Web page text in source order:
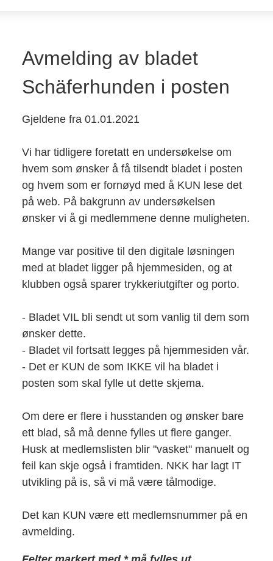
Avmelding av bladet
Schäferhunden i posten
Gjeldene fra 01.01.2021
Vi har tidligere foretatt en undersøkelse om
hvem som ønsker å få tilsendt bladet i posten
og hvem som er fornøyd med å KUN lese det
på web. På bakgrunn av undersøkelsen
ønsker vi å gi medlemmene denne muligheten.
Mange var positive til den digitale løsningen
med at bladet ligger på hjemmesiden, og at
klubben også sparer trykkeriutgifter og porto.
- Bladet VIL bli sendt ut som vanlig til dem som
ønsker dette.
- Bladet vil fortsatt legges på hjemmesiden vår.
- Det er KUN de som IKKE vil ha bladet i
posten som skal fylle ut dette skjema.
Om dere er flere i husstanden og ønsker bare
ett blad, så må denne fylles ut flere ganger.
Husk at medlemslisten blir "vasket" manuelt og
feil kan skje også i framtiden. NKK har lagt IT
utvikling på is, så vi må være tålmodige.
Det kan KUN være ett medlemsnummer på en
avmelding.